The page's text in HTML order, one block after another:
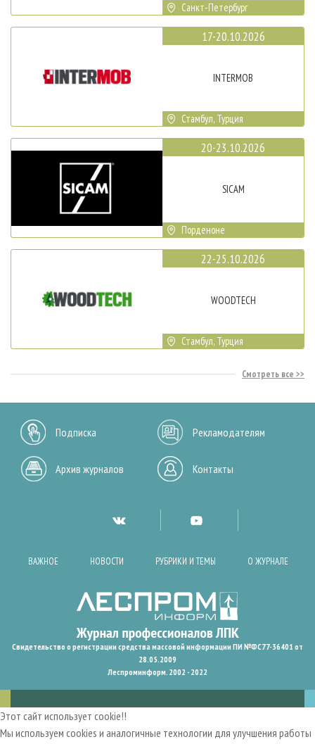
Санкт-Петербург
17-20.10.2026
INTERMOB
Стамбул, Турция
20-23.10.2026
SICAM
Порденоне
22-25.10.2026
WOODTECH
Стамбул, Турция
Смотреть все
Подписка Рекламодателям
Архив журналов Контакты
ВАЖНОЕ НОВОСТИ РУБРИКИ И ТЕМЫ О ЖУРНАЛЕ
Свидетельство о регистрации средства массовой информации ПИ №ФС77-36401 от
28.05.2009
Леспроминформ. 2002 - 2022
Этот сайт использует cookie!!
Мы используем cookies и аналогичные технологии для улучшения работы